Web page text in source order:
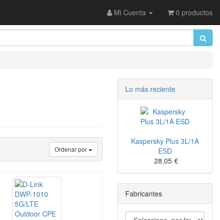
Mi Cuenta 0 productos
Ordenar por
Lo más reciente
Kaspersky Plus 3L/1A
ESD
28,05 €
Fabricantes